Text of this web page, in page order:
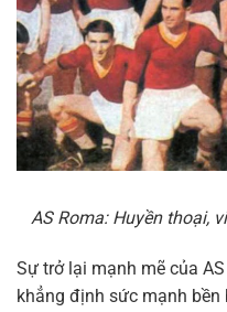
AS Roma: Huyền thoại,
Sự trở lại mạnh mẽ của
khẳng định sức mạnh